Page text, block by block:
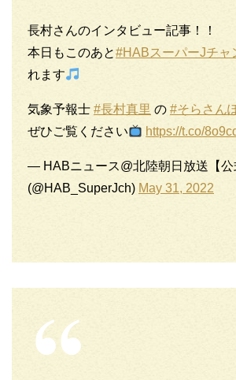
長村さんのインタビュー記事！！
本日もこのあと#HABスーパーJチャ
れます
気象予報士 #長村真里 の #そらさん
ぜひご覧ください
https://t.co/
— HABニュース@北陸朝日放送【公
(@HAB_SuperJch) May 31, 2022